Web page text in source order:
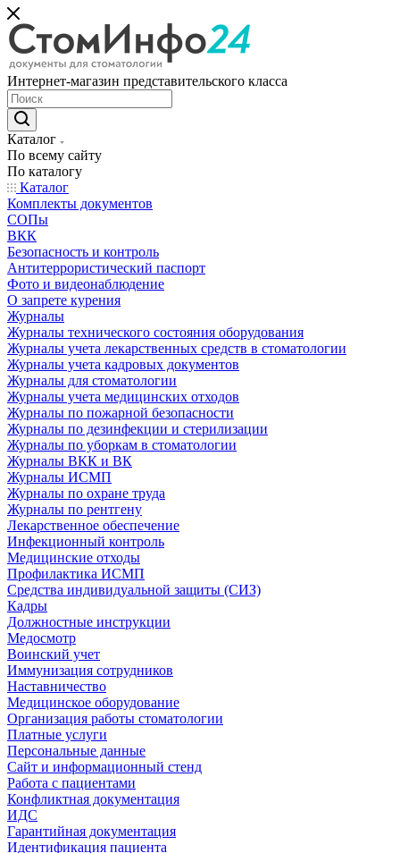
Интернет-магазин представительского класса
Каталог
По всему сайту
По каталогу
Каталог
Комплекты документов
СОПы
ВКК
Безопасность и контроль
Антитеррористический паспорт
Фото и видеонаблюдение
О запрете курения
Журналы
Журналы технического состояния оборудования
Журналы учета лекарственных средств в стоматологии
Журналы учета кадровых документов
Журналы для стоматологии
Журналы учета медицинских отходов
Журналы по пожарной безопасности
Журналы по дезинфекции и стерилизации
Журналы по уборкам в стоматологии
Журналы ВКК и ВК
Журналы ИСМП
Журналы по охране труда
Журналы по рентгену
Лекарственное обеспечение
Инфекционный контроль
Медицинские отходы
Профилактика ИСМП
Средства индивидуальной защиты (СИЗ)
Кадры
Должностные инструкции
Медосмотр
Воинский учет
Иммунизация сотрудников
Наставничество
Медицинское оборудование
Организация работы стоматологии
Платные услуги
Персональные данные
Сайт и информационный стенд
Работа с пациентами
Конфликтная документация
ИДС
Гарантийная документация
Идентификация пациента